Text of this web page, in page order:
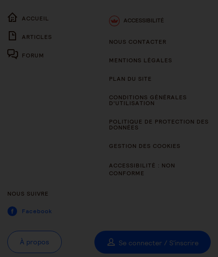
ACCUEIL
ARTICLES
FORUM
ACCESSIBILITÉ
NOUS CONTACTER
MENTIONS LÉGALES
PLAN DU SITE
CONDITIONS GÉNÉRALES
D’UTILISATION
POLITIQUE DE PROTECTION DES
DONNÉES
GESTION DES COOKIES
ACCESSIBILITÉ : NON
CONFORME
NOUS SUIVRE
Facebook
À propos Se connecter / S'inscrire